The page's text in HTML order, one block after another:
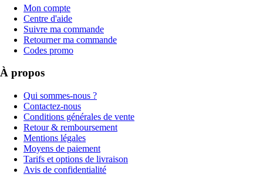
Mon compte
Centre d'aide
Suivre ma commande
Retourner ma commande
Codes promo
À propos
Qui sommes-nous ?
Contactez-nous
Conditions générales de vente
Retour & remboursement
Mentions légales
Moyens de paiement
Tarifs et options de livraison
Avis de confidentialité